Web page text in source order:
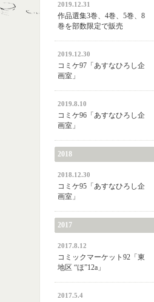
2019.12.31
作品選集3巻、4巻、5巻、8
巻を部数限定で販売
2019.12.30
コミケ97「あすなひろし企
画室」
2019.8.10
コミケ96「あすなひろし企
画室」
2018
2018.12.30
コミケ95「あすなひろし企
画室」
2017
2017.8.12
コミックマーケット92「東
地区 “ほ”12a」
2017.5.4